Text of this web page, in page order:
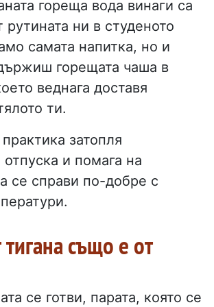
гореща вода винаги са
рутината ни в студеното
самата напитка, но и
горещата чаша в
веднага доставя
ти.
затопля
и помага на
се справи по-добре с
също е от
се готви, парата, която се